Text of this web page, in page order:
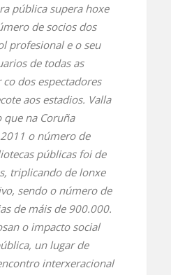
pública supera hoxe
de socios dos
profesional e o seu
de todas as
dos espectadores
aos estadios. Valla
na Coruña
o número de
públicas foi de
triplicando de lonxe
sendo o número de
de máis de 900.000.
o impacto social
un lugar de
interxeracional